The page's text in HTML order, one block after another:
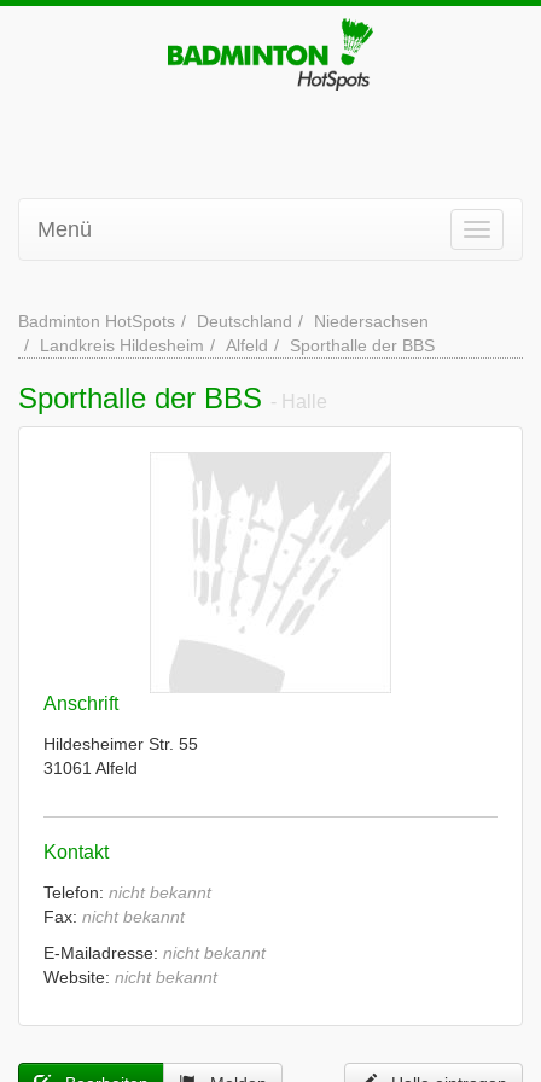
Menü
Badminton HotSpots Deutschland
Niedersachsen
Landkreis Hildesheim
Alfeld Sporthalle der BBS
Sporthalle der BBS - Halle
Anschrift
Hildesheimer Str. 55
31061 Alfeld
Kontakt
Telefon: nicht bekannt
Fax: nicht bekannt
E-Mailadresse: nicht bekannt
Website: nicht bekannt